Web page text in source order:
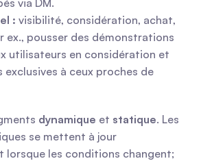
via DM.
: visibilité, considération, achat,
pousser des démonstrations
utilisateurs en considération et
exclusives à ceux proches de
dynamique et statique. Les
se mettent à jour
lorsque les conditions changent;